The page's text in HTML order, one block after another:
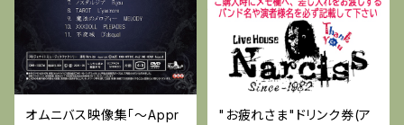
オムニバス映像集「～Appr
"お疲れさま"ドリンク券(ア